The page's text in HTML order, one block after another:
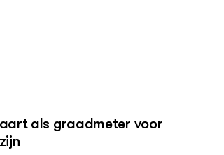
als graadmeter voor